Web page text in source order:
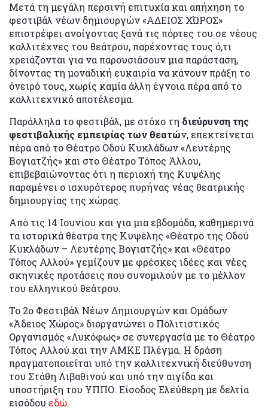
Μετά τη μεγάλη περσινή επιτυχία και απήχηση το
φεστιβάλ νέων δημιουργών «ΑΔΕΙΟΣ ΧΏΡΟΣ»
επιστρέφει ανοίγοντας ξανά τις πόρτες του σε νέους
καλλιτέχνες του θεάτρου, παρέχοντας τους ό,τι
χρειάζονται για να παρουσιάσουν μια παράσταση,
δίνοντας τη μοναδική ευκαιρία να κάνουν πράξη το
όνειρό τους, χωρίς καμία άλλη έγνοια πέρα από το
καλλιτεχνικό αποτέλεσμα.
Παράλληλα το φεστιβάλ, με στόχο τη διεύρυνση της
φεστιβαλικής εμπειρίας των θεατών, επεκτείνεται
πέρα από το Θέατρο Οδού Κυκλάδων «Λευτέρης
Βογιατζής» και στο Θέατρο Τόπος Άλλου,
επιβεβαιώνοντας ότι η περιοχή της Κυψέλης
παραμένει ο ισχυρότερος πυρήνας νέας θεατρικής
δημιουργίας της χώρας.
Από τις 14 Ιουνίου και για μια εβδομάδα, καθημερινά
τα ιστορικά θέατρα της Κυψέλης «Θέατρο της Οδού
Κυκλάδων – Λευτέρης Βογιατζής» και «Θέατρο
Τόπος Αλλού» γεμίζουν με φρέσκες ιδέες και νέες
σκηνικές προτάσεις που συνομιλούν με το μέλλον
του ελληνικού θεάτρου.
Το 2ο Φεστιβάλ Νέων Δημιουργών και Ομάδων
«Άδειος Χώρος» διοργανώνει ο Πολιτιστικός
Οργανισμός «Λυκόφως» σε συνεργασία με το Θέατρο
Τόπος Αλλού και την ΑΜΚΕ Πλέγμα. Η δράση
πραγματοποιείται υπό την καλλιτεχνική διεύθυνση
του Στάθη Λιβαθινού και υπό την αιγίδα και
υποστήριξη του ΥΠΠΟ. Είσοδος Ελεύθερη με δελτία
εισόδου εδώ.